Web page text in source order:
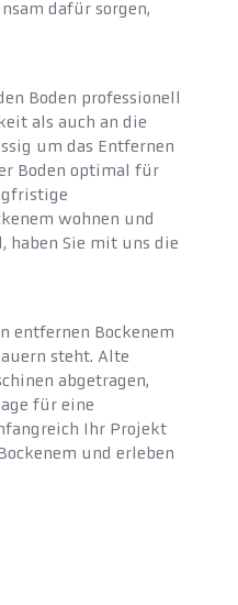
dafür sorgen,
Boden professionell
als auch an die
um das Entfernen
Boden optimal für
wohnen und
haben Sie mit uns die
entfernen Bockenem
steht. Alte
abgetragen,
für eine
Ihr Projekt
und erleben